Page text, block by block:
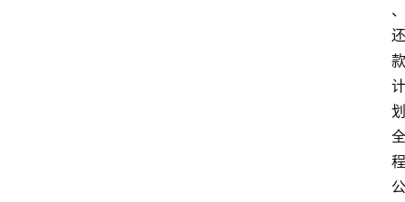
、
还
款
计
划
全
程
公